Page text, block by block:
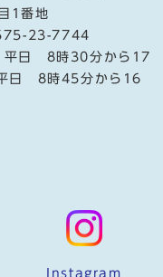
1番地
23-7744
平日 8時30分から17
日 8時45分から16
Instagram